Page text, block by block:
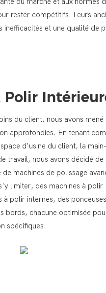
rester compétitifs. Leurs
inefficacités et une qualité de
Polir
du client, nous avons mené
approfondies. En tenant
d'usine du client, la
travail, nous avons décidé de
machines de polissage
limiter, des machines à polir
à polir internes, des
bords, chacune optimisée
spécifiques.